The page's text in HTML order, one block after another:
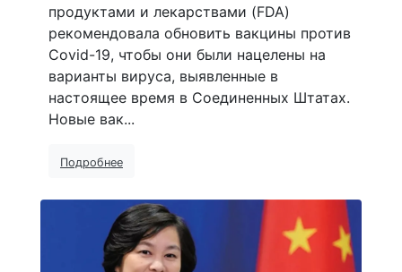
продуктами и лекарствами (FDA)
рекомендовала обновить вакцины против
Covid-19, чтобы они были нацелены на
варианты вируса, выявленные в
настоящее время в Соединенных Штатах.
Новые вак...
Подробнее